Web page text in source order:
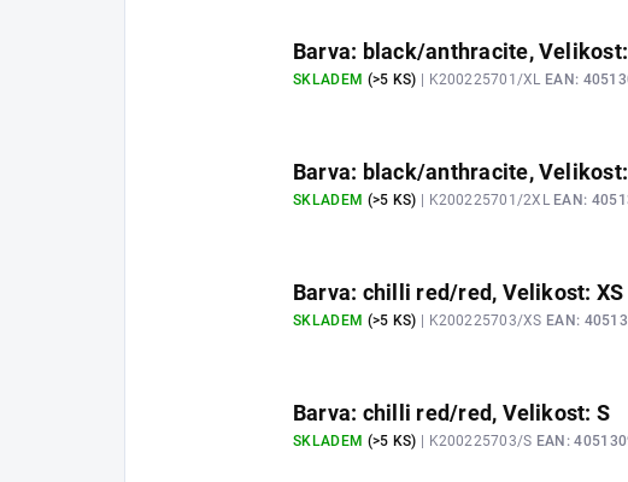
Barva: black/anthracite,
SKLADEM (>5 KS) | K200225701/XL EAN:
Barva: black/anthracite,
SKLADEM (>5 KS) | K200225701/2XL EAN:
Barva: chilli red/red, Velikost: XS
SKLADEM (>5 KS) | K200225703/XS EAN:
Barva: chilli red/red, Velikost: S
SKLADEM (>5 KS) | K200225703/S EAN: